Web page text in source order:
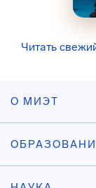
Читать
О МИЭТ